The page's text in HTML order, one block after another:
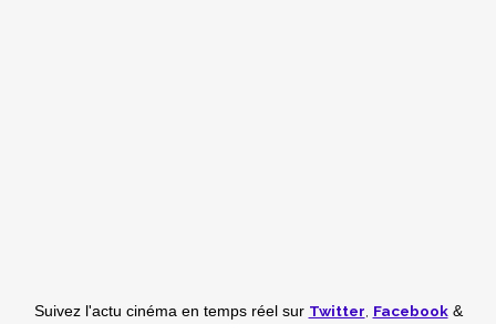
Suivez l'actu cinéma en temps réel sur Twitter Facebook&